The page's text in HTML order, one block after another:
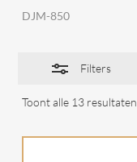
DJM-850
Filters
Toont alle 13 resultaten